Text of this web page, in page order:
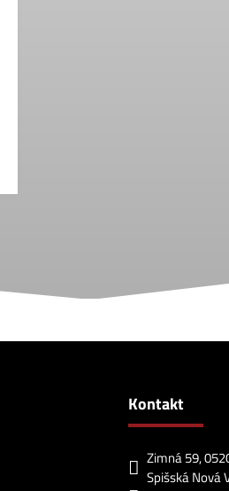
Kontakt
Zimná 59,
Spišská Nová